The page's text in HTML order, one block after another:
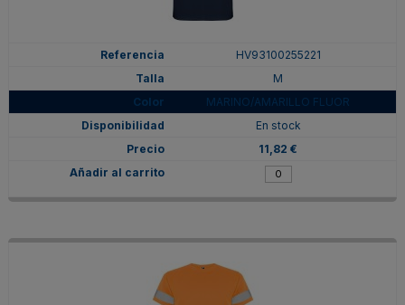
HV93100255221
M
MARINO/AMARILLO FLUOR
En stock
11,82 €